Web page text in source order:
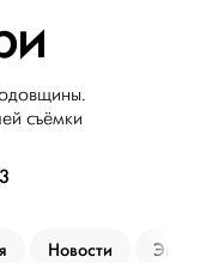
съёмки
Новости